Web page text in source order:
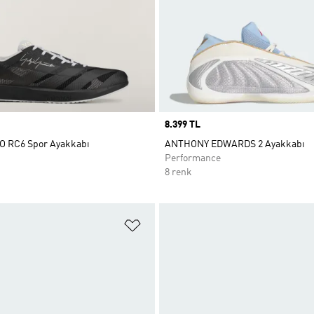
RC6 Spor Ayakkabı
Price
8.399 TL
ANTHONY EDWARDS 2 Ayakkabı
Performance
8 renk